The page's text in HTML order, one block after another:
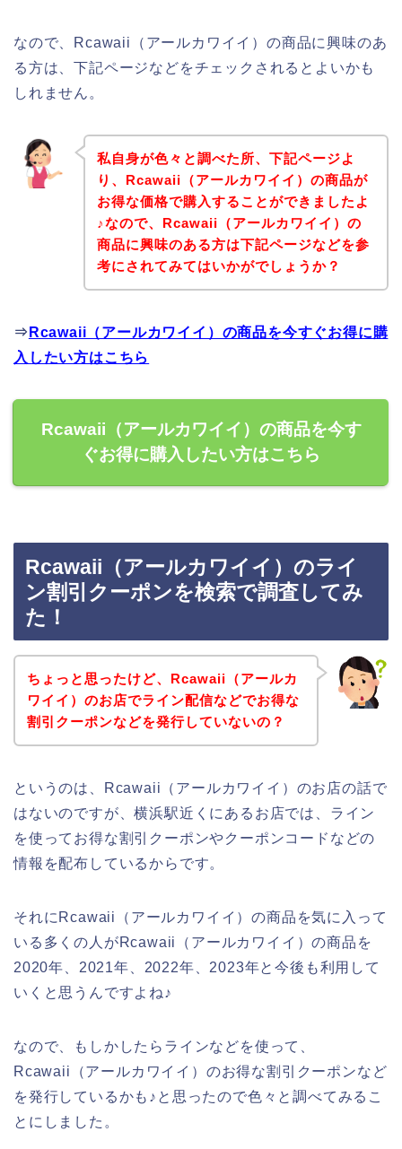
なので、Rcawaii（アールカワイイ）の商品に興味のあ
る方は、下記ページなどをチェックされるとよいかも
しれません。
私自身が色々と調べた所、下記ページよ
り、Rcawaii（アールカワイイ）の商品が
お得な価格で購入することができましたよ
♪なので、Rcawaii（アールカワイイ）の
商品に興味のある方は下記ページなどを参
考にされてみてはいかがでしょうか？
⇒ Rcawaii（アールカワイイ）の商品を今すぐお得に購
入したい方はこちら
Rcawaii（アールカワイイ）の商品を今す
ぐお得に購入したい方はこちら
Rcawaii（アールカワイイ）のライ
ン割引クーポンを検索で調査してみ
た！
ちょっと思ったけど、Rcawaii（アールカ
ワイイ）のお店でライン配信などでお得な
割引クーポンなどを発行していないの？
というのは、Rcawaii（アールカワイイ）のお店の話で
はないのですが、横浜駅近くにあるお店では、ライン
を使ってお得な割引クーポンやクーポンコードなどの
情報を配布しているからです。
それにRcawaii（アールカワイイ）の商品を気に入って
いる多くの人がRcawaii（アールカワイイ）の商品を
2020年、2021年、2022年、2023年と今後も利用して
いくと思うんですよね♪
なので、もしかしたらラインなどを使って、
Rcawaii（アールカワイイ）のお得な割引クーポンなど
を発行しているかも♪と思ったので色々と調べてみるこ
とにしました。